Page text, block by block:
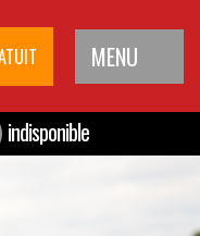
MENU
indisponible